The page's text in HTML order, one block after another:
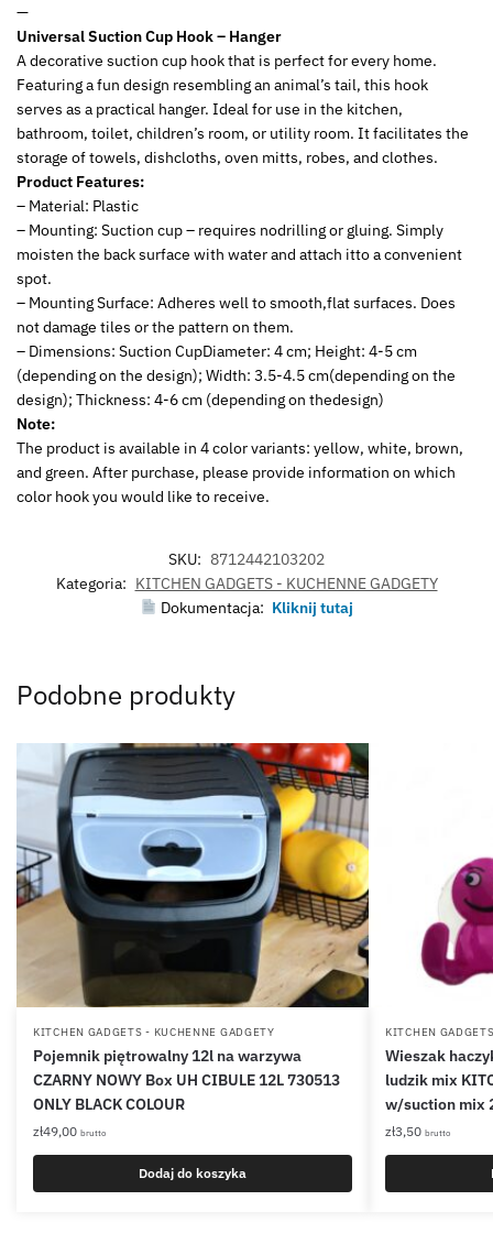
—
Universal Suction Cup Hook – Hanger
A decorative suction cup hook that is perfect for every home.
Featuring a fun design resembling an animal’s tail, this hook
serves as a practical hanger. Ideal for use in the kitchen,
bathroom, toilet, children’s room, or utility room. It facilitates the
storage of towels, dishcloths, oven mitts, robes, and clothes.
Product Features:
– Material: Plastic
– Mounting: Suction cup – requires nodrilling or gluing. Simply
moisten the back surface with water and attach itto a convenient
spot.
– Mounting Surface: Adheres well to smooth,flat surfaces. Does
not damage tiles or the pattern on them.
– Dimensions: Suction CupDiameter: 4 cm; Height: 4-5 cm
(depending on the design); Width: 3.5-4.5 cm(depending on the
design); Thickness: 4-6 cm (depending on thedesign)
Note:
The product is available in 4 color variants: yellow, white, brown,
and green. After purchase, please provide information on which
color hook you would like to receive.
SKU: 8712442103202
Kategoria: KITCHEN GADGETS - KUCHENNE GADGETY
Dokumentacja: Kliknij tutaj
Podobne produkty
KITCHEN GADGETS - KUCHENNE GADGETY
Pojemnik piętrowalny 12l na warzywa
CZARNY NOWY Box UH CIBULE 12L 730513
ONLY BLACK COLOUR
zł49,00 brutto
Dodaj do koszyka
KITCHEN
Wieszak
ludzik mix
w/suction mix
zł3,50 brutto